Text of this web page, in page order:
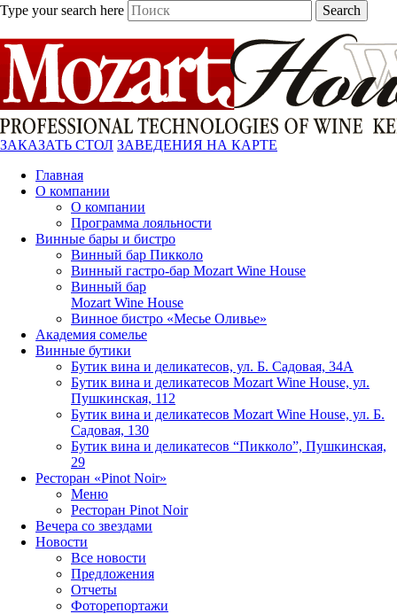
Type your search here Search
ЗАКАЗАТЬ СТОЛ ЗАВЕДЕНИЯ НА КАРТЕ
Главная
О компании
О компании
Программа лояльности
Винные бары и бистро
Винный бар Пикколо
Винный гастро-бар Mozart Wine House
Винный бар
Mozart Wine House
Винное бистро «Месье Оливье»
Академия сомелье
Винные бутики
Бутик вина и деликатесов, ул. Б. Садовая, 34А
Бутик вина и деликатесов Mozart Wine House, ул.
Пушкинская, 112
Бутик вина и деликатесов Mozart Wine House, ул. Б.
Садовая, 130
Бутик вина и деликатесов “Пикколо”, Пушкинская,
29
Ресторан «Pinot Noir»
Меню
Ресторан Pinot Noir
Вечера со звездами
Новости
Все новости
Предложения
Отчеты
Фоторепортажи